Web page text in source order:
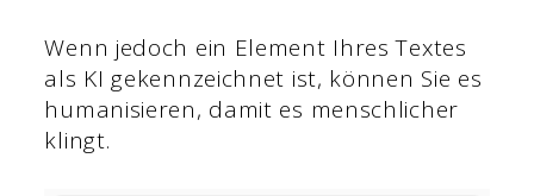
Wenn jedoch ein Element Ihres Textes
als KI gekennzeichnet ist, können Sie es
humanisieren, damit es menschlicher
klingt.